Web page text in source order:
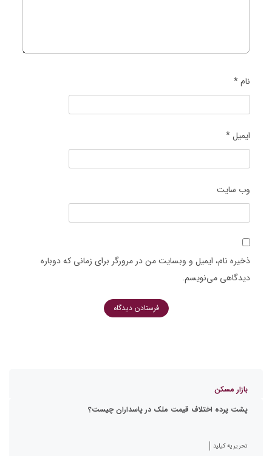
نام*
ایمیل*
وب‌ سایت
ذخیره نام، ایمیل و وبسایت من در مرورگر برای زمانی که دوباره
دیدگاهی می‌نویسم.
بازار مسکن
پشت پرده اختلاف قیمت ملک در پاسداران چیست؟
تحریریه کیلید